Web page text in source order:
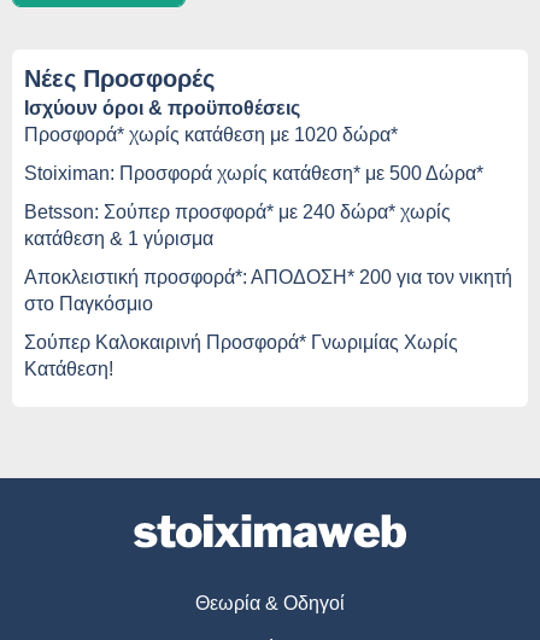
Νέες Προσφορές
Ισχύουν όροι & προϋποθέσεις
Προσφορά* χωρίς κατάθεση με 1020 δώρα*
Stoiximan: Προσφορά χωρίς κατάθεση* με 500 Δώρα*
Betsson: Σούπερ προσφορά* με 240 δώρα* χωρίς
κατάθεση & 1 γύρισμα
Αποκλειστική προσφορά*: ΑΠΟΔΟΣΗ* 200 για τον νικητή
στο Παγκόσμιο
Σούπερ Καλοκαιρινή Προσφορά* Γνωριμίας Χωρίς
Κατάθεση!
Θεωρία & Οδηγοί